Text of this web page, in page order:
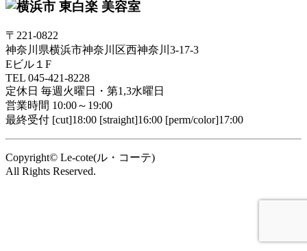
〒221-0822
神奈川県横浜市神奈川区西神奈川3-17-3
Eビル１F
TEL 045-421-8228
定休日 毎週火曜日・第1,3水曜日
営業時間 10:00～19:00
最終受付 [cut]18:00 [straight]16:00 [perm/color]17:00
Copyright© Le-cote(ル・コーテ)
All Rights Reserved.